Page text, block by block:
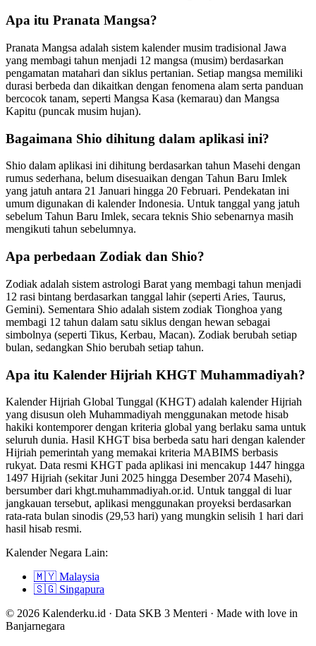
Apa itu Pranata Mangsa?
Pranata Mangsa adalah sistem kalender musim tradisional Jawa
yang membagi tahun menjadi 12 mangsa (musim) berdasarkan
pengamatan matahari dan siklus pertanian. Setiap mangsa memiliki
durasi berbeda dan dikaitkan dengan fenomena alam serta panduan
bercocok tanam, seperti Mangsa Kasa (kemarau) dan Mangsa
Kapitu (puncak musim hujan).
Bagaimana Shio dihitung dalam aplikasi ini?
Shio dalam aplikasi ini dihitung berdasarkan tahun Masehi dengan
rumus sederhana, belum disesuaikan dengan Tahun Baru Imlek
yang jatuh antara 21 Januari hingga 20 Februari. Pendekatan ini
umum digunakan di kalender Indonesia. Untuk tanggal yang jatuh
sebelum Tahun Baru Imlek, secara teknis Shio sebenarnya masih
mengikuti tahun sebelumnya.
Apa perbedaan Zodiak dan Shio?
Zodiak adalah sistem astrologi Barat yang membagi tahun menjadi
12 rasi bintang berdasarkan tanggal lahir (seperti Aries, Taurus,
Gemini). Sementara Shio adalah sistem zodiak Tionghoa yang
membagi 12 tahun dalam satu siklus dengan hewan sebagai
simbolnya (seperti Tikus, Kerbau, Macan). Zodiak berubah setiap
bulan, sedangkan Shio berubah setiap tahun.
Apa itu Kalender Hijriah KHGT Muhammadiyah?
Kalender Hijriah Global Tunggal (KHGT) adalah kalender Hijriah
yang disusun oleh Muhammadiyah menggunakan metode hisab
hakiki kontemporer dengan kriteria global yang berlaku sama untuk
seluruh dunia. Hasil KHGT bisa berbeda satu hari dengan kalender
Hijriah pemerintah yang memakai kriteria MABIMS berbasis
rukyat. Data resmi KHGT pada aplikasi ini mencakup 1447 hingga
1497 Hijriah (sekitar Juni 2025 hingga Desember 2074 Masehi),
bersumber dari khgt.muhammadiyah.or.id. Untuk tanggal di luar
jangkauan tersebut, aplikasi menggunakan proyeksi berdasarkan
rata-rata bulan sinodis (29,53 hari) yang mungkin selisih 1 hari dari
hasil hisab resmi.
Kalender Negara Lain:
🇲🇾 Malaysia
🇸🇬 Singapura
© 2026 Kalenderku.id · Data SKB 3 Menteri · Made with love in
Banjarnegara